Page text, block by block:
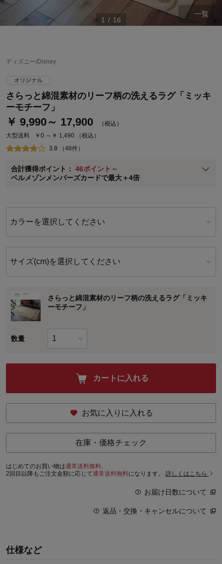
1 / 16
一覧
ディズニー/Disney
さらっと綿混素材のリーフ柄の洗えるラグ「ミッキ
ーモチーフ」
￥ 9,990～ 17,900
（税込）
大型送料
￥0 ～￥ 1,490
（税込）
3.8 （48件）
合計獲得ポイント： 46ポイント～
ベルメゾンメンバーズカードで最大＋4倍
さらにポイント還元最大16倍！
ベルメゾンご優待サービスについて
ベルメゾン・ポイントについて
即時入会なら更に500円OFFクーポンプレゼント
※メンバーズカードの加算ポイントはステージ倍率適用前の基本ポイント
に対して適用されます。
カラーを選択してください
サイズ(cm)を選択してください
さらっと綿混素材のリーフ柄の洗えるラグ「ミッキ
ーモチーフ」
数量
カートに入れる
お気に入りに入れる
在庫・価格チェック
はじめてのお買い物は通常送料無料。
2回目以降もご注文金額に応じて通常送料無料になります。 詳しくはこちら
お届け日数について
返品・交換・キャンセルについて
仕様など